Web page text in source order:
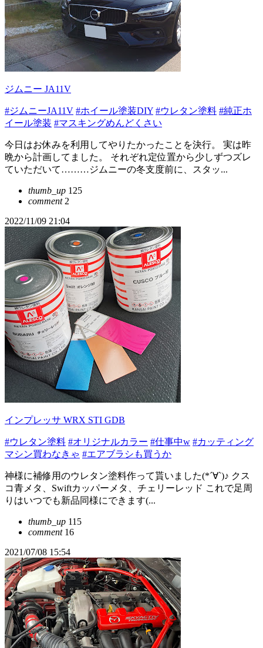
ジムニー JA11V
#ジムニーJA11V #ホイール塗装DIY #ウレタン塗料 #純正ホ
イール塗装 #マスキングめんどくさい
今日はお休みを利用してやりたかったことを決行。 実は昨
晩から計画してました。 それぞれ定位置から少しずつズレ
ていただいて………ジムニーの冬支度前に、スタッ...
thumb_up 125
comment2
2022/11/09 21:04
インプレッサ WRX STI GDB
#ウレタン塗料 #オリジナルカラー #仕事中w #カッティング
マシン買わなきゃ #エアブラシも買うか
神様に補修用のウレタン塗料作って貰いました(*´∀`)♪ クス
コ青メタ、Swiftカッパーメタ、チェリーレッド これで足周
りはいつでも新品同様にできます(...
thumb_up 115
comment16
2021/07/08 15:54